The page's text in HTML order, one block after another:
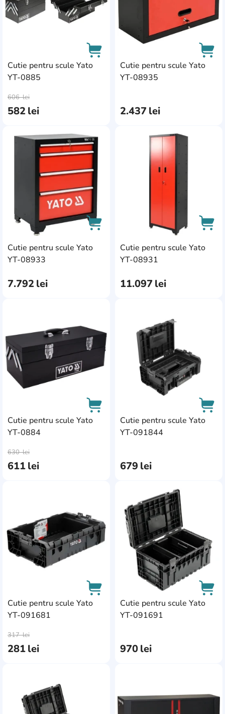
Cutie pentru scule Yato
YT-0885
582lei
606lei
Cutie pentru scule Yato
YT-08935
2.437lei
Cutie pentru scule Yato
YT-08933
7.792lei
AddCardToCart
Cutie pentru scule Yato
YT-08931
11.097lei
Cutie pentru scule Yato
YT-0884
611lei
630lei
AddCardToFavourite
Cutie pentru scule Yato
YT-091844
679 lei
Cutie pentru scule Yato
YT-091681
281lei
317lei
AddCardToFavourite
Cutie pentru scule Yato
YT-091691
970lei